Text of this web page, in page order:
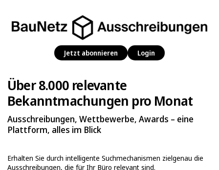
Jetzt abonnieren Login
Über 8.000 relevante
Bekanntmachungen pro Monat
Ausschreibungen, Wettbewerbe, Awards – eine
Plattform, alles im Blick
Erhalten Sie durch intelligente Suchmechanismen zielgenau die
Ausschreibungen, die für Ihr Büro relevant sind.